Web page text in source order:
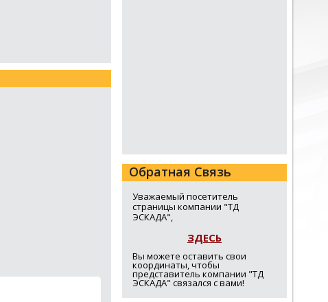
Обратная Связь
Уважаемый посетитель
страницы компании "ТД
ЭСКАДА",
ЗДЕСЬ
Вы можете оставить свои
координаты, чтобы
представитель компании "ТД
ЭСКАДА" связался с вами!